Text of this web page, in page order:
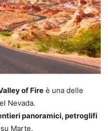
of Fire è una delle
Nevada.
panoramici, petroglifi
Marte.